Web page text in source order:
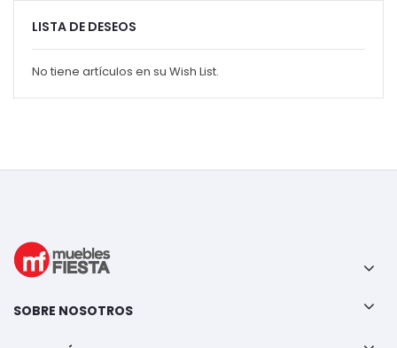
LISTA DE DESEOS
No tiene artículos en su Wish List.
SOBRE NOSOTROS